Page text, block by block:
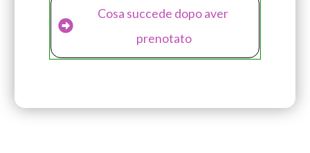
Cosa succede dopo aver
prenotato